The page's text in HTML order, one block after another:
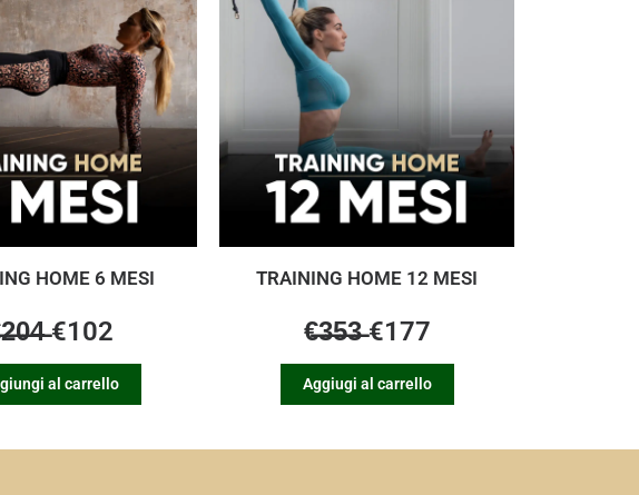
HOME 6 MESI
€102
al carrello
TRAINING HOME 12 MESI
€̶3̶5̶3̶ €177
Aggiugi al carrello